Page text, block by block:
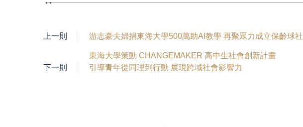
上一則 游志豪夫婦捐東海大學500萬助AI教學 再聚眾力成立保齡球社
下一則
東海大學策動 CHANGEMAKER 高中生社會創新計畫
引導青年從同理到行動 展現跨域社會影響力